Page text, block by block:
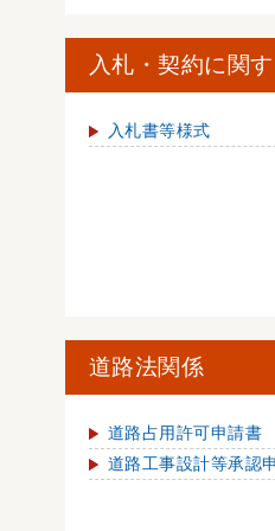
入札・契約に関
入札書等様式
道路法関係
道路占用許可申請書
道路工事設計等承認